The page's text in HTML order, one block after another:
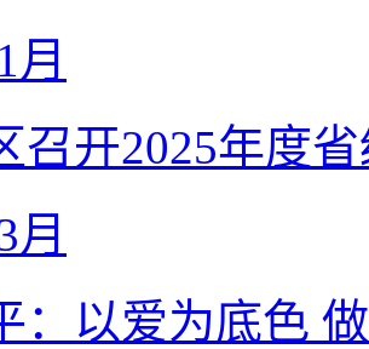
月
召开2025年度
月
：以爱为底色